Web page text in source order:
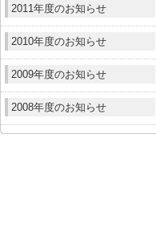
2011年度のお知らせ
2010年度のお知らせ
2009年度のお知らせ
2008年度のお知らせ